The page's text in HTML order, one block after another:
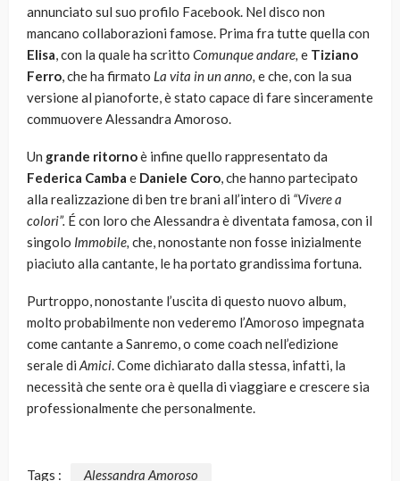
annunciato sul suo profilo Facebook. Nel disco non
mancano collaborazioni famose. Prima fra tutte quella con
Elisa, con la quale ha scritto Comunque andare, e Tiziano
Ferro, che ha firmato La vita in un anno, e che, con la sua
versione al pianoforte, è stato capace di fare sinceramente
commuovere Alessandra Amoroso.
Un grande ritornoè infine quello rappresentato da
Federica Camba e Daniele Coro, che hanno partecipato
alla realizzazione di ben tre brani all’intero di “Vivere a
colori”. É con loro che Alessandra è diventata famosa, con il
singolo Immobile, che, nonostante non fosse inizialmente
piaciuto alla cantante, le ha portato grandissima fortuna.
Purtroppo, nonostante l’uscita di questo nuovo album,
molto probabilmente non vederemo l’Amoroso impegnata
come cantante a Sanremo, o come coach nell’edizione
serale di Amici. Come dichiarato dalla stessa, infatti, la
necessità che sente ora è quella di viaggiare e crescere sia
professionalmente che personalmente.
Tags : Alessandra Amoroso